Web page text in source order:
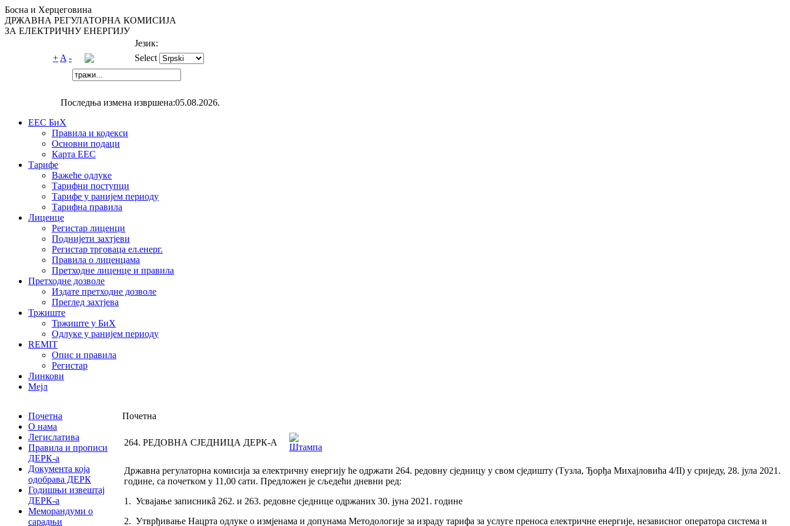
Босна и Херцеговина
ДРЖАВНА РЕГУЛАТОРНА КОМИСИЈА
ЗА ЕЛЕКТРИЧНУ ЕНЕРГИЈУ
Језик:
+ A - Select
Последња измена извршена:05.08.2026.
ЕЕС БиХ
Правила и кодекси
Основни подаци
Карта ЕЕС
Тарифе
Важеће одлуке
Тарифни поступци
Тарифе у ранијем периоду
Тарифна правила
Лиценце
Регистар лиценци
Поднијети захтјеви
Регистар трговаца ел.eнерг.
Правила о лиценцама
Претходне лиценце и правила
Претходне дозволе
Издате претходне дозволе
Преглед захтјева
Тржиште
Тржиште у БиХ
Одлуке у ранијем периоду
REMIT
Опис и правила
Регистар
Линкови
Мејл
Почетна
О нама
Легислатива
Правила и прописи
ДЕРК-а
Документа која
одобрава ДЕРК
Годишњи извештај
ДЕРК-а
Меморандуми о
сарадњи
Почетна
264. РЕДОВНА СЈЕДНИЦА ДЕРК-А
Држaвнa рeгулaтoрнa кoмисиja зa eлeктричну eнeргиjу ћe oдржaти 264. рeдoвну сjeдницу у свoм сjeдишту (Tузлa, Ђoрђa Mихajлoвићa 4/II) у сриједу, 28. јула 2021.
гoдинe, сa пoчeткoм у 11,00 сaти. Прeдлoжeн je сљeдeћи днeвни рeд:
1. Усвајање записникâ 262. и 263. редовне сједнице одржаних 30. јуна 2021. године
2. Утврђивање Нацрта одлуке о измјенама и допунама Методологије за израду тарифа за услуге преноса електричне енергије, независног оператора система и